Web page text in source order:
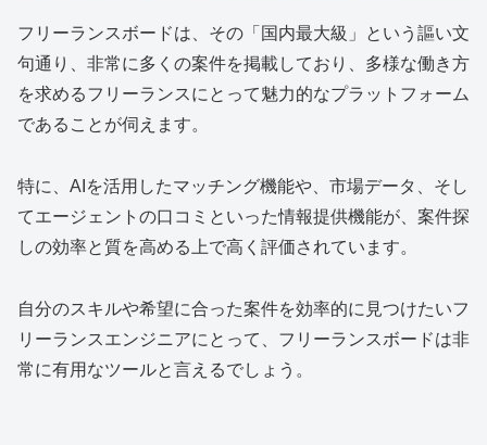
フリーランスボードは、その「国内最大級」という謳い文
句通り、非常に多くの案件を掲載しており、多様な働き方
を求めるフリーランスにとって魅力的なプラットフォーム
であることが伺えます。
特に、AIを活用したマッチング機能や、市場データ、そし
てエージェントの口コミといった情報提供機能が、案件探
しの効率と質を高める上で高く評価されています。
自分のスキルや希望に合った案件を効率的に見つけたいフ
リーランスエンジニアにとって、フリーランスボードは非
常に有用なツールと言えるでしょう。